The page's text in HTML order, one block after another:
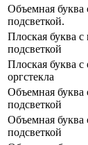
Объемная буква
подсветкой.
Плоская буква
подсветкой
Плоская буква
оргстекла
Объемная буква
подсветкой
Объемная буква
подсветкой